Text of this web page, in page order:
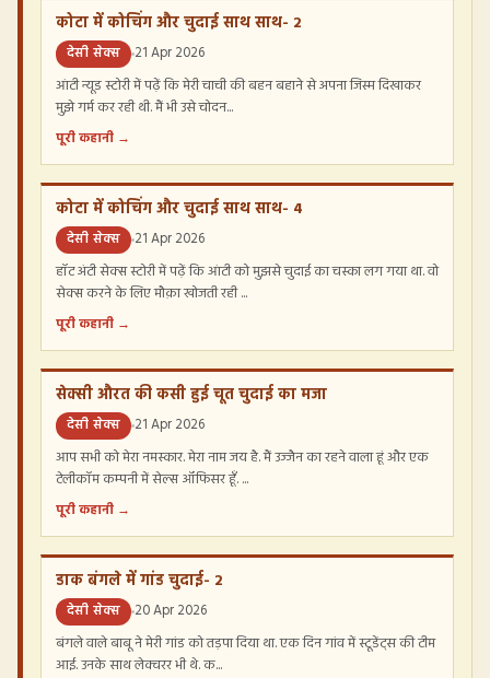
कोटा में कोचिंग और चुदाई साथ साथ- 2
देसी सेक्स 21 Apr 2026
आंटी न्यूड स्टोरी में पढ़ें कि मेरी चाची की बहन बहाने से अपना जिस्म दिखाकर
मुझे गर्म कर रही थी. मैं भी उसे चोदन...
पूरी कहानी →
कोटा में कोचिंग और चुदाई साथ साथ- 4
देसी सेक्स 21 Apr 2026
हॉट अंटी सेक्स स्टोरी में पढ़ें कि आंटी को मुझसे चुदाई का चस्का लग गया था. वो
सेक्स करने के लिए मौक़ा खोजती रही ...
पूरी कहानी →
सेक्सी औरत की कसी हुई चूत चुदाई का मजा
देसी सेक्स 21 Apr 2026
आप सभी को मेरा नमस्कार. मेरा नाम जय है. मैं उज्जैन का रहने वाला हूं और एक
टेलीकॉम कम्पनी में सेल्स ऑफिसर हूँ. ...
पूरी कहानी →
डाक बंगले में गांड चुदाई- 2
देसी सेक्स 20 Apr 2026
बंगले वाले बाबू ने मेरी गांड को तड़पा दिया था. एक दिन गांव में स्टूडेंट्स की टीम
आई. उनके साथ लेक्चरर भी थे. क...